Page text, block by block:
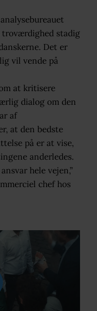
troværdighed stadig
Det er
vil vende på
at kritisere
dialog om den
af
at den bedste
på er at vise,
anderledes.
hele vejen,”
chef hos